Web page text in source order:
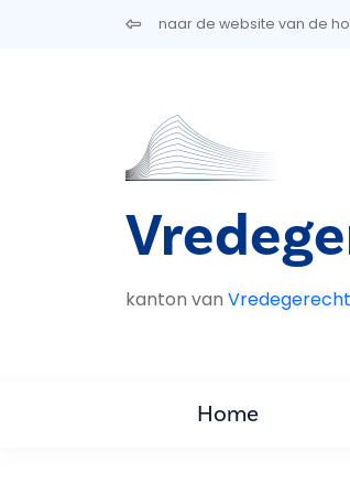
Overslaan en naar de inhoud gaan
naar de website van de
kanton van
Home